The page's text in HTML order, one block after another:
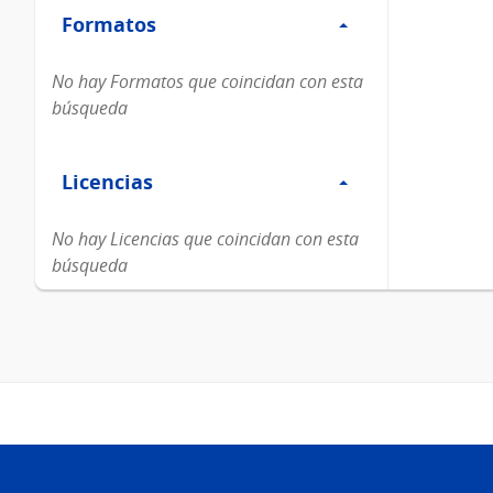
Formatos
Formatos
No hay Formatos que coincidan con esta
búsqueda
Licencias
Licencias
No hay Licencias que coincidan con esta
búsqueda